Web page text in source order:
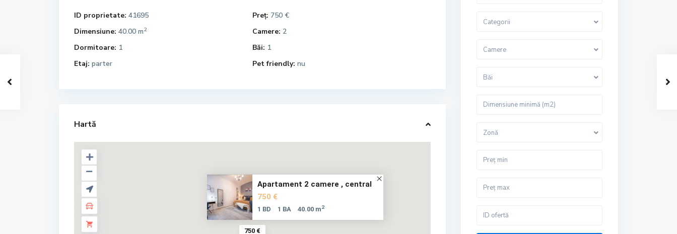
ID proprietate: 41695 Preț: 750 €
Dimensiune: 40.00 m2 Camere: 2
Dormitoare: 1 Băi: 1
Etaj: parter Pet friendly: nu
Hartă
750 €
Apartament 2 camere , central
750 €
1 BD 1 BA 40.00 m2
Categorii
Camere
Băi
Zonă